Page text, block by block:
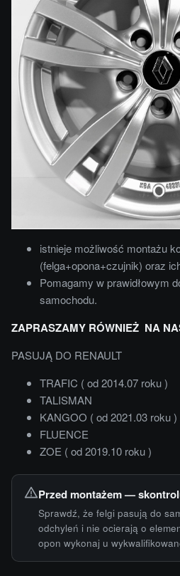
istnieje możliwość montażu
(felga+opona+czujnik) oraz
Pomagamy w prawidłowym
samochodu.
ZAPRASZAMY RÓWNIEŻ NA
PASUJĄ DO RENAULT
TRAFIC ( od 2014.07 roku )
TALISMAN
KANGOO ( od 2021.03 roku )
FLUENCE
ZOE ( od 2019.10 roku )
Przed montażem —
Sprawdź, że felgi pasują do
odchyleń i nie ocierają o
opon wykonaj u